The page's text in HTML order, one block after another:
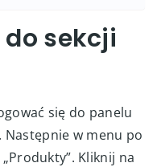
do sekcji
się do panelu
w menu po
Kliknij na